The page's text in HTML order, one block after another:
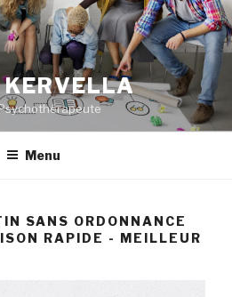
KERVELLA
Menu
SANS ORDONNANCE
RAPIDE - MEILLEUR